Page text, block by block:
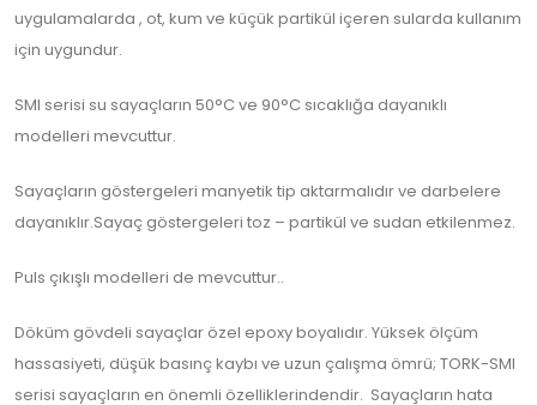
uygulamalarda , ot, kum ve küçük partikül içeren sularda kullanım
için uygundur.
SMI serisi su sayaçların 50°C ve 90°C sıcaklığa dayanıklı
modelleri mevcuttur.
Sayaçların göstergeleri manyetik tip aktarmalıdır ve darbelere
dayanıklır.Sayaç göstergeleri toz – partikül ve sudan etkilenmez.
Puls çıkışlı modelleri de mevcuttur..
Döküm gövdeli sayaçlar özel epoxy boyalıdır. Yüksek ölçüm
hassasiyeti, düşük basınç kaybı ve uzun çalışma ömrü; TORK-SMI
serisi sayaçların en önemli özelliklerindendir. Sayaçların hata